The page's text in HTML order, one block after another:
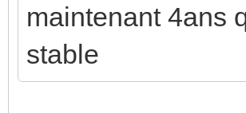
maintenant 4ans
stable